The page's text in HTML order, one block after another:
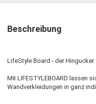
Beschreibung
LifeStyle Board - der Hingucker
Mit LIFESTYLEBOARD lassen
Wandverkleidungen in ganz